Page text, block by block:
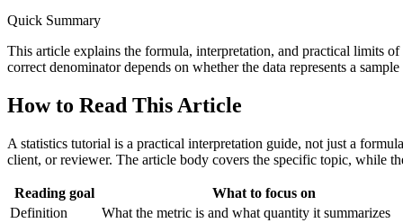
Quick Summary
This article explains the formula, interpretation, and practical limits
correct denominator depends on whether the data represents a
How to Read This Article
A statistics tutorial is a practical interpretation guide, not just a
client, or reviewer. The article body covers the specific topic, while
Reading goal
What to focus on
Definition
What the metric is and what quantity it summarizes